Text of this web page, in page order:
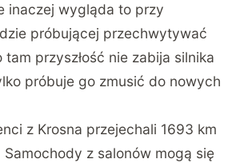
inaczej wygląda to przy
próbującej przechwytywać
tam przyszłość nie zabija silnika
próbuje go zmusić do nowych
z Krosna przejechali 1693 km
z salonów mogą się